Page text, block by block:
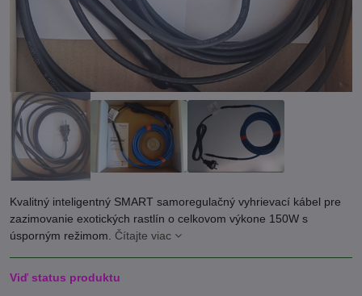
Kvalitný inteligentný SMART samoregulačný vyhrievací kábel pre
zazimovanie exotických rastlín o celkovom výkone 150W s
úsporným režimom. Čítajte viac
Viď status produktu